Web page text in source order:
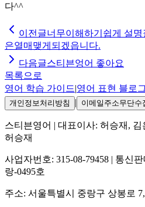
다^^
이전글너무이해하기쉽게 설
은열매맺게되겠읍니다.
다음글스티븐엉어 좋아요
목록으로
영어 학습 가이드|영어 표현 블로그
개인정보처리방침 | 이메일주소무단수
스티븐영어 | 대표이사: 허승재, 김
허승재
사업자번호: 315-08-79458 | 통신
랑-0495호
주소: 서울특별시 중랑구 상봉로